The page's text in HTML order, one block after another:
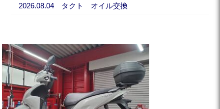
2026.08.04 タクト オイル交換